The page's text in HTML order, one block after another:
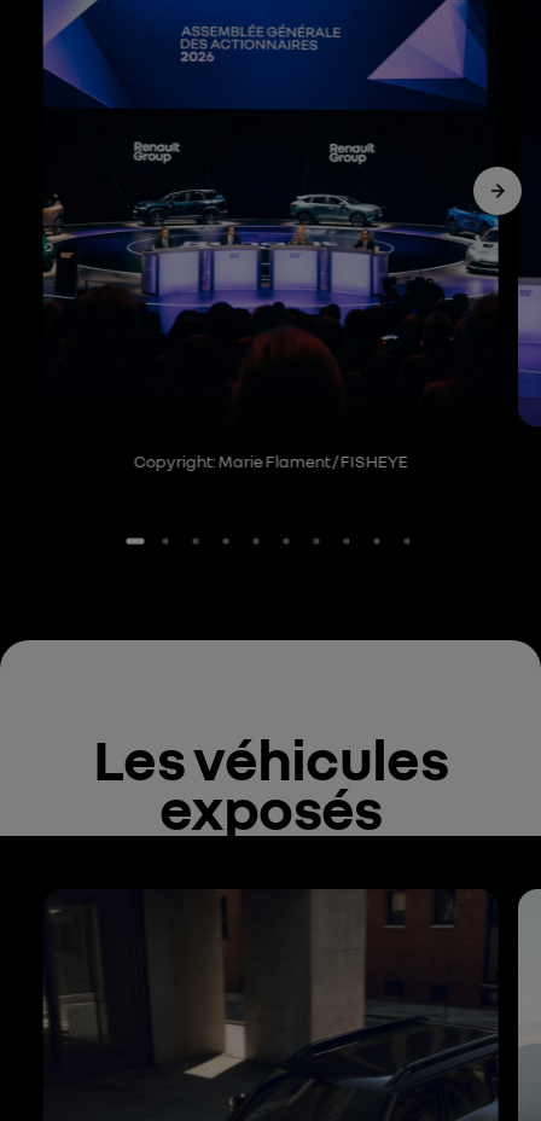
Copyright: Marie Flament / FISHEYE
Les véhicules
exposés